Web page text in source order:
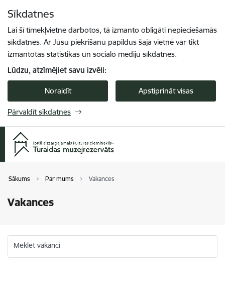
Sīkdatnes
Lai šī tīmekļvietne darbotos, tā izmanto obligāti nepieciešamās
sīkdatnes. Ar Jūsu piekrišanu papildus šajā vietnē var tikt
izmantotas statistikas un sociālo mediju sīkdatnes.
Lūdzu, atzīmējiet savu izvēli:
Noraidīt Apstiprināt visas
Pārvaldīt sīkdatnes
Sākums Par mums Vakances
Vakances
Meklēt vakanci